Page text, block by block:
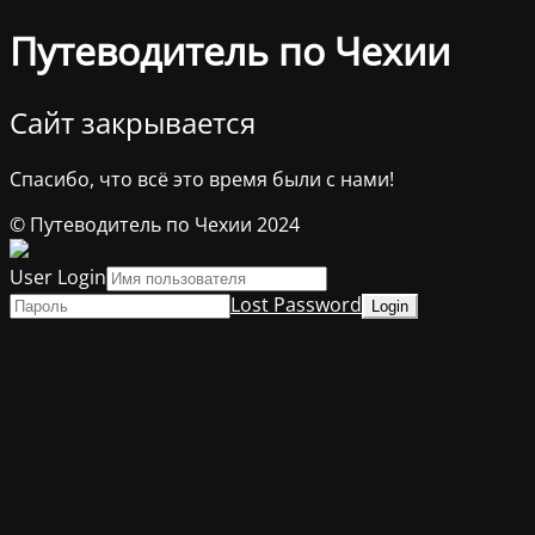
Путеводитель по Чехии
Сайт закрывается
Спасибо, что всё это время были с нами!
© Путеводитель по Чехии 2024
User Login
Lost Password